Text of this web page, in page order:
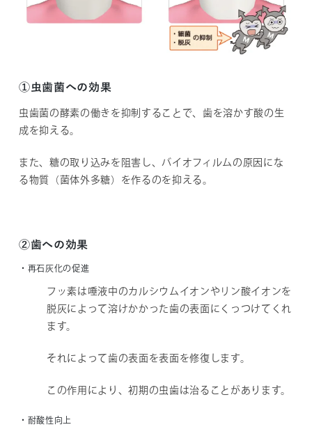
①虫歯菌への効果
虫歯菌の酵素の働きを抑制することで、歯を溶かす酸の生
成を抑える。
また、糖の取り込みを阻害し、バイオフィルムの原因にな
る物質（菌体外多糖）を作るのを抑える。
②歯への効果
・再石灰化の促進
フッ素は唾液中のカルシウムイオンやリン酸イオンを
脱灰によって溶けかかった歯の表面にくっつけてくれ
ます。
それによって歯の表面を表面を修復します。
この作用により、初期の虫歯は治ることがあります。
・耐酸性向上